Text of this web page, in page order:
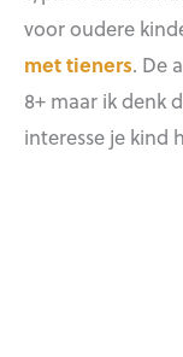
voor oudere
met tieners. De
8+ maar ik denk
interesse je kind